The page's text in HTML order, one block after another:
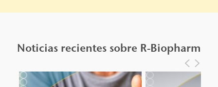
Noticias recientes sobre R-Biopharm